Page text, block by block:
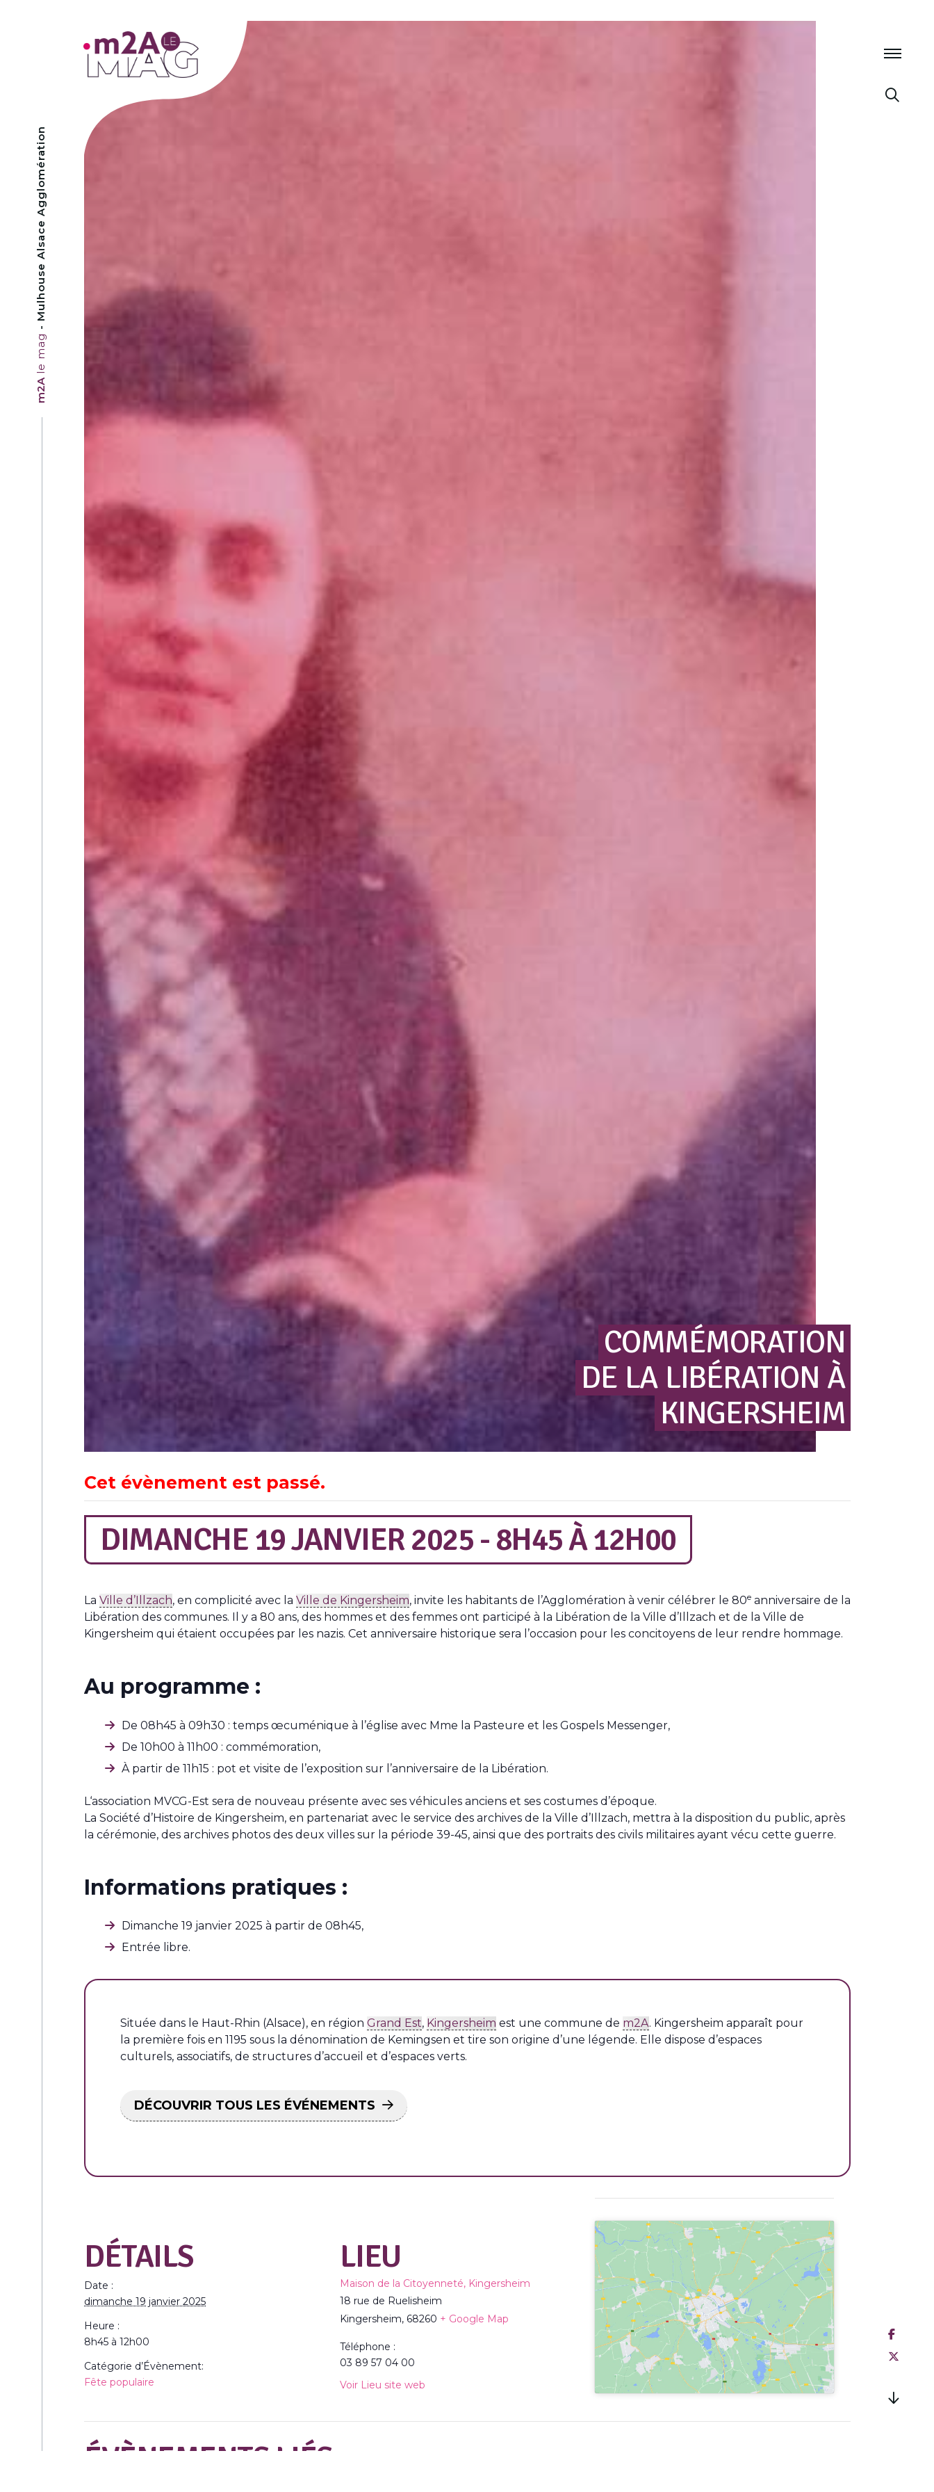
m2A
le mag
- Mulhouse Alsace Agglomération
COMMÉMORATION
DE LA LIBÉRATION À
KINGERSHEIM
Cet évènement est passé.
DIMANCHE 19 JANVIER 2025 - 8H45À12H00
La Ville d’Illzach, en complicité avec la Ville de Kingersheim, invite les habitants de l’Agglomération à venir célébrer le 80e anniversaire de la
Libération des communes. Il y a 80 ans, des hommes et des femmes ont participé à la Libération de la Ville d’Illzach et de la Ville de
Kingersheim qui étaient occupées par les nazis. Cet anniversaire historique sera l’occasion pour les concitoyens de leur rendre hommage.
Au programme :
De 08h45 à 09h30 : temps œcuménique à l’église avec Mme la Pasteure et les Gospels Messenger,
De 10h00 à 11h00 : commémoration,
À partir de 11h15 : pot et visite de l’exposition sur l’anniversaire de la Libération.
L‘association MVCG-Est sera de nouveau présente avec ses véhicules anciens et ses costumes d’époque.
La Société d’Histoire de Kingersheim, en partenariat avec le service des archives de la Ville d’Illzach, mettra à la disposition du public, après
la cérémonie, des archives photos des deux villes sur la période 39-45, ainsi que des portraits des civils militaires ayant vécu cette guerre.
Informations pratiques :
Dimanche 19 janvier 2025 à partir de 08h45,
Entrée libre.
Située dans le Haut-Rhin (Alsace), en région Grand Est, Kingersheim est une commune de m2A. Kingersheim apparaît pour
la première fois en 1195 sous la dénomination de Kemingsen et tire son origine d’une légende. Elle dispose d’espaces
culturels, associatifs, de structures d’accueil et d’espaces verts.
DÉCOUVRIR TOUS LES ÉVÉNEMENTS
DÉTAILS
Date :
dimanche 19 janvier 2025
Heure :
8h45 à 12h00
Catégorie d’Évènement:
Fête populaire
LIEU
Maison de la Citoyenneté, Kingersheim
18 rue de Ruelisheim
Kingersheim, 68260 + Google Map
Téléphone :
03 89 57 04 00
Voir Lieu site web
ÉVÈNEMENTS LIÉS